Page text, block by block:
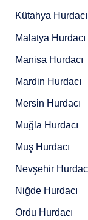
Kütahya Hurdacı
Malatya Hurdacı
Manisa Hurdacı
Mardin Hurdacı
Mersin Hurdacı
Muğla Hurdacı
Muş Hurdacı
Nevşehir
Niğde Hurdacı
Ordu Hurdacı